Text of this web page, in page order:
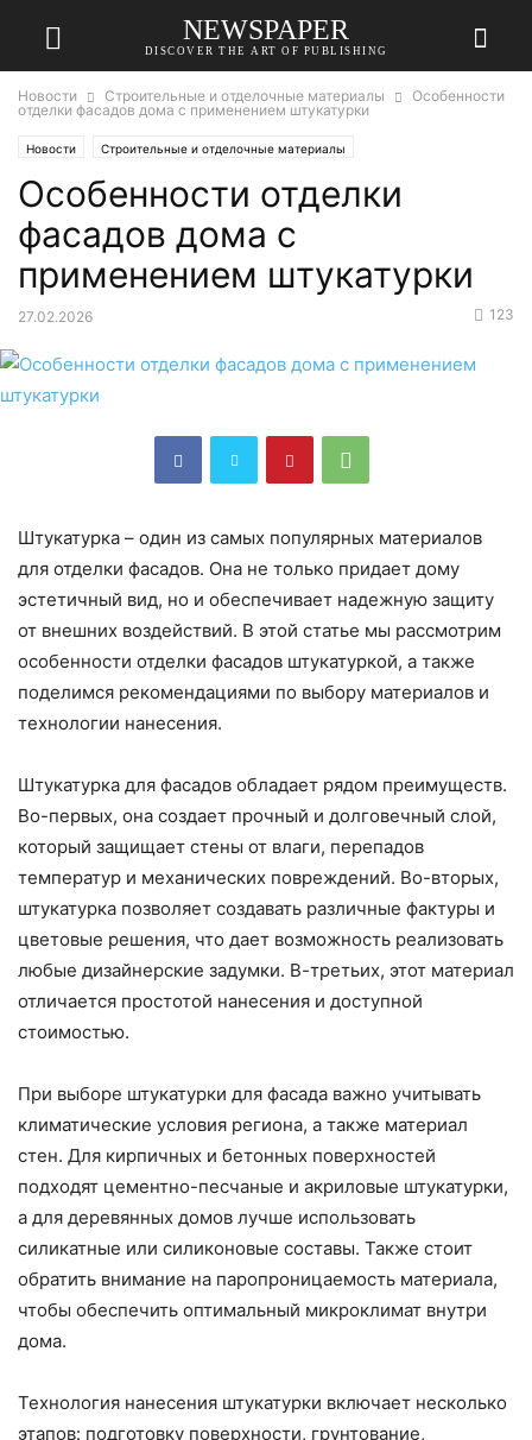
NEWSPAPER
DISCOVER THE ART OF PUBLISHING
Новости Строительные и отделочные материалы
Особенности
отделки фасадов дома с применением штукатурки
Новости Строительные и отделочные материалы
Особенности отделки
фасадов дома с
применением штукатурки
27.02.2026 123
Штукатурка – один из самых популярных материалов
для отделки фасадов. Она не только придает дому
эстетичный вид, но и обеспечивает надежную защиту
от внешних воздействий. В этой статье мы рассмотрим
особенности отделки фасадов штукатуркой, а также
поделимся рекомендациями по выбору материалов и
технологии нанесения.
Штукатурка для фасадов обладает рядом преимуществ.
Во-первых, она создает прочный и долговечный слой,
который защищает стены от влаги, перепадов
температур и механических повреждений. Во-вторых,
штукатурка позволяет создавать различные фактуры и
цветовые решения, что дает возможность реализовать
любые дизайнерские задумки. В-третьих, этот материал
отличается простотой нанесения и доступной
стоимостью.
При выборе штукатурки для фасада важно учитывать
климатические условия региона, а также материал
стен. Для кирпичных и бетонных поверхностей
подходят цементно-песчаные и акриловые штукатурки,
а для деревянных домов лучше использовать
силикатные или силиконовые составы. Также стоит
обратить внимание на паропроницаемость материала,
чтобы обеспечить оптимальный микроклимат внутри
дома.
Технология нанесения штукатурки включает несколько
этапов: подготовку поверхности, грунтование,